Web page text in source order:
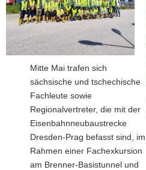
a
i
g
Mitte Mai trafen sich
sächsische und tschechische
Fachleute sowie
Regionalvertreter, die mit der
Eisenbahnneubaustrecke
Dresden-Prag befasst sind, im
Rahmen einer Fachexkursion
am Brenner-Basistunnel und